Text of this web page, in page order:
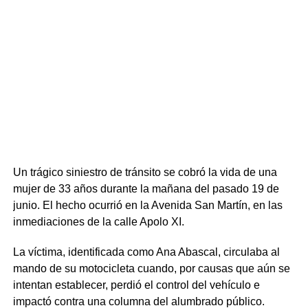
Un trágico siniestro de tránsito se cobró la vida de una
mujer de 33 años durante la mañana del pasado 19 de
junio. El hecho ocurrió en la Avenida San Martín, en las
inmediaciones de la calle Apolo XI.
La víctima, identificada como Ana Abascal, circulaba al
mando de su motocicleta cuando, por causas que aún se
intentan establecer, perdió el control del vehículo e
impactó contra una columna del alumbrado público.